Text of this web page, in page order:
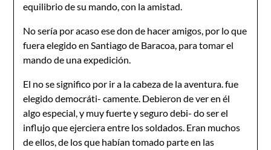
equilibrio de su mando, con la amistad.
No sería por acaso ese don de hacer amigos, por lo que
fuera elegido en Santiago de Baracoa, para tomar el
mando de una expedición.
El no se significo por ir a la cabeza de la aventura. fue
elegido democráti- camente. Debieron de ver en él
algo especial, y muy fuerte y seguro debi- do ser el
influjo que ejerciera entre los soldados. Eran muchos
de ellos, de los que habían tomado parte en las